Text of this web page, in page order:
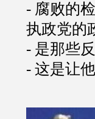
- 腐败的
执政党的
- 是那些
- 这是让